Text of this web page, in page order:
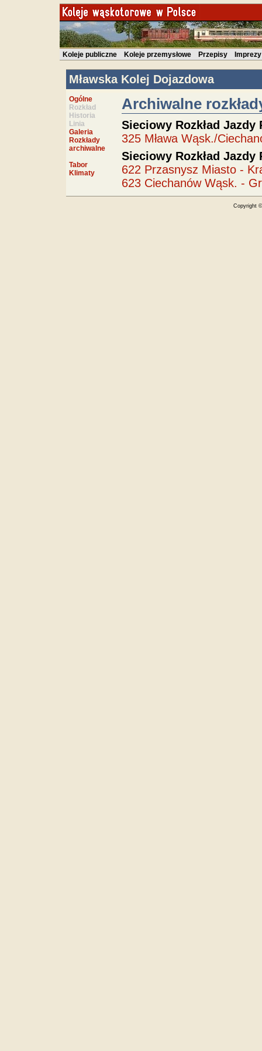
Koleje publiczne Koleje przemysłowe Przepisy Imprezy
Mławska Kolej Dojazdowa
Ogólne
Rozkład
Historia
Linia
Galeria
Rozkłady
archiwalne
Tabor
Klimaty
Archiwalne
Sieciowy Rozkład Jazdy
325 Mława Wąsk./
Sieciowy Rozkład Jazdy
622 Przasnysz Miasto -
623 Ciechanów Wąsk. -
Copyright